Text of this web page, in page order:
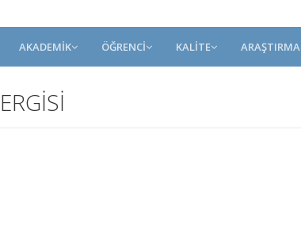
AKADEMİK ÖĞRENCİ KALİTE ARAŞTIRMA